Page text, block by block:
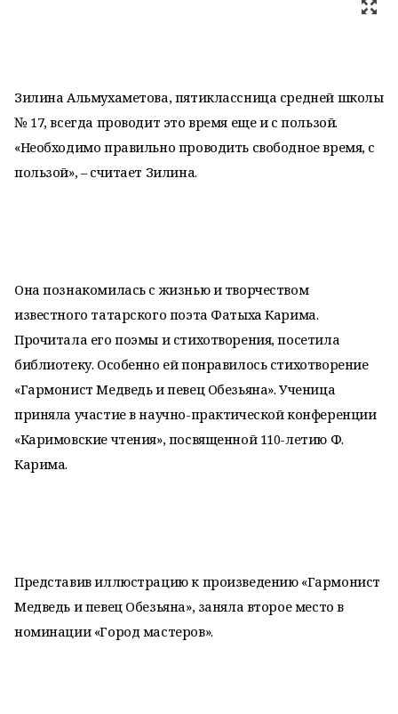
Зилина Альмухаметова, пятиклассница средней школы
№ 17, всегда проводит это время еще и с пользой.
«Необходимо правильно проводить свободное время, с
пользой», – считает Зилина.
Она познакомилась с жизнью и творчеством
известного татарского поэта Фатыха Карима.
Прочитала его поэмы и стихотворения, посетила
библиотеку. Особенно ей понравилось стихотворение
«Гармонист Медведь и певец Обезьяна». Ученица
приняла участие в научно-практической конференции
«Каримовские чтения», посвященной 110-летию Ф.
Карима.
Представив иллюстрацию к произведению «Гармонист
Медведь и певец Обезьяна», заняла второе место в
номинации «Город мастеров».